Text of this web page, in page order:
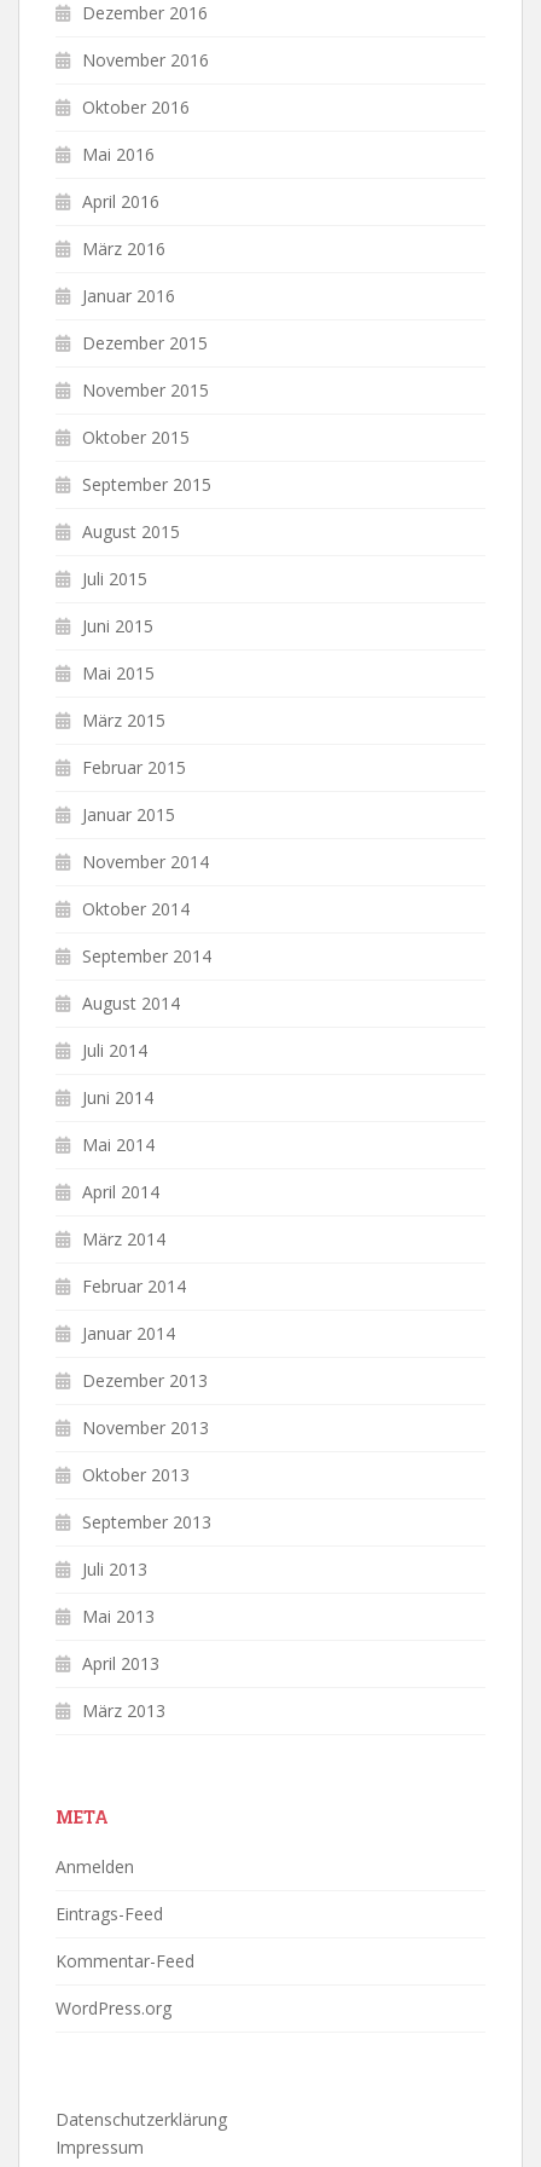
Dezember 2016
November 2016
Oktober 2016
Mai 2016
April 2016
März 2016
Januar 2016
Dezember 2015
November 2015
Oktober 2015
September 2015
August 2015
Juli 2015
Juni 2015
Mai 2015
März 2015
Februar 2015
Januar 2015
November 2014
Oktober 2014
September 2014
August 2014
Juli 2014
Juni 2014
Mai 2014
April 2014
März 2014
Februar 2014
Januar 2014
Dezember 2013
November 2013
Oktober 2013
September 2013
Juli 2013
Mai 2013
April 2013
März 2013
META
Anmelden
Eintrags-Feed
Kommentar-Feed
WordPress.org
Datenschutzerklärung
Impressum